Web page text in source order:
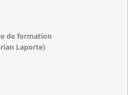
de formation
Laporte)